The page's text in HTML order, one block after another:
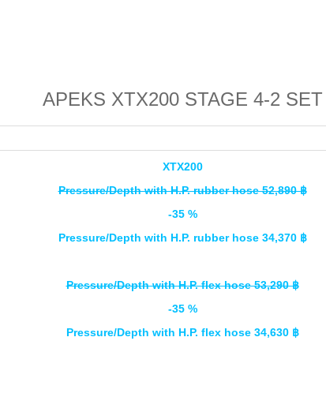
APEKS XTX200 STAGE 4-2 SET
XTX200
Pressure/Depth with H.P. rubber hose 52,890 ฿
-35 %
Pressure/Depth with H.P. rubber hose 34,370 ฿
Pressure/Depth with H.P. flex hose 53,290 ฿
-35 %
Pressure/Depth with H.P. flex hose 34,630 ฿